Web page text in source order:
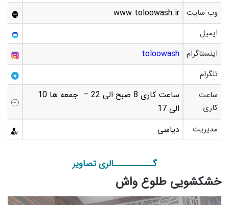
وب سایت www.toloowash.ir
ایمیل
اینستاگرام toloowash
تلگرام
ساعت
کاری
ساعت کاری 8 صبح الی 22 – جمعه ها 10
الی 17
مدیریت دیاسی
گـــــــــــالری تصاویر
خشکشویی طلوع واش